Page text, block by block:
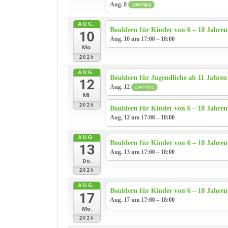
Aug. 8 ganztägig
AUG.
10
Mo.
2026
Bouldern für Kinder von 6 – 10 Jahren
Aug. 10 um 17:00 – 18:00
AUG.
12
Mi.
2026
Bouldern für Jugendliche ab 11 Jahren
Aug. 12 ganztägig
Bouldern für Kinder von 6 – 10 Jahren
Aug. 12 um 17:00 – 18:00
AUG.
13
Do.
2026
Bouldern für Kinder von 6 – 10 Jahren
Aug. 13 um 17:00 – 18:00
AUG.
17
Mo.
2026
Bouldern für Kinder von 6 – 10 Jahren
Aug. 17 um 17:00 – 18:00